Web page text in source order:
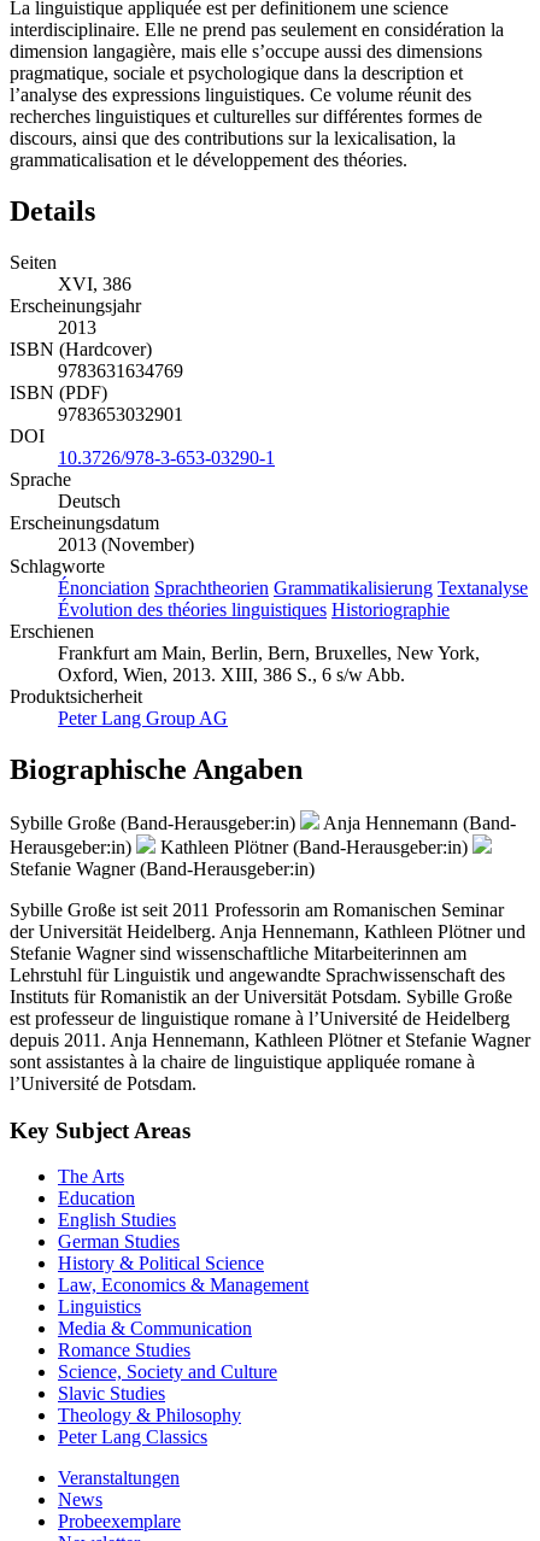
La linguistique appliquée est per definitionem une science
interdisciplinaire. Elle ne prend pas seulement en considération la
dimension langagière, mais elle s’occupe aussi des dimensions
pragmatique, sociale et psychologique dans la description et
l’analyse des expressions linguistiques. Ce volume réunit des
recherches linguistiques et culturelles sur différentes formes de
discours, ainsi que des contributions sur la lexicalisation, la
grammaticalisation et le développement des théories.
Details
Seiten
XVI, 386
Erscheinungsjahr
2013
ISBN (Hardcover)
9783631634769
ISBN (PDF)
9783653032901
DOI
10.3726/978-3-653-03290-1
Sprache
Deutsch
Erscheinungsdatum
2013 (November)
Schlagworte
Énonciation Sprachtheorien Grammatikalisierung Textanalyse
Évolution des théories linguistiques Historiographie
Erschienen
Frankfurt am Main, Berlin, Bern, Bruxelles, New York,
Oxford, Wien, 2013. XIII, 386 S., 6 s/w Abb.
Produktsicherheit
Peter Lang Group AG
Biographische Angaben
Sybille Große (Band-Herausgeber:in)
Anja Hennemann (Band-
Herausgeber:in)
Kathleen Plötner (Band-Herausgeber:in)
Stefanie Wagner (Band-Herausgeber:in)
Sybille Große ist seit 2011 Professorin am Romanischen Seminar
der Universität Heidelberg. Anja Hennemann, Kathleen Plötner und
Stefanie Wagner sind wissenschaftliche Mitarbeiterinnen am
Lehrstuhl für Linguistik und angewandte Sprachwissenschaft des
Instituts für Romanistik an der Universität Potsdam. Sybille Große
est professeur de linguistique romane à l’Université de Heidelberg
depuis 2011. Anja Hennemann, Kathleen Plötner et Stefanie Wagner
sont assistantes à la chaire de linguistique appliquée romane à
l’Université de Potsdam.
Key Subject Areas
The Arts
Education
English Studies
German Studies
History & Political Science
Law, Economics & Management
Linguistics
Media & Communication
Romance Studies
Science, Society and Culture
Slavic Studies
Theology & Philosophy
Peter Lang Classics
Veranstaltungen
News
Probeexemplare